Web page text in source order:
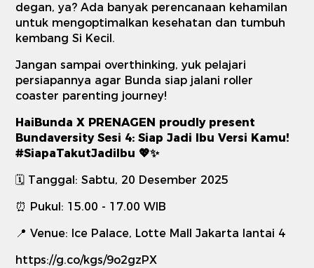
degan, ya? Ada banyak perencanaan kehamilan
untuk mengoptimalkan kesehatan dan tumbuh
kembang Si Kecil.
Jangan sampai overthinking, yuk pelajari
persiapannya agar Bunda siap jalani roller
coaster parenting journey!
HaiBunda X PRENAGEN proudly present
Bundaversity Sesi 4: Siap Jadi Ibu Versi Kamu!
#SiapaTakutJadiIbu 💖✨
🗓️ Tanggal: Sabtu, 20 Desember 2025
⏰ Pukul: 15.00 - 17.00 WIB
📍 Venue: Ice Palace, Lotte Mall Jakarta lantai 4
https://g.co/kgs/9o2gzPX